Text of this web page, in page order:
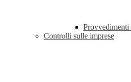
Controlli sulle imprese